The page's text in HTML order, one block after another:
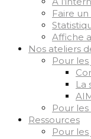
Faire
Affiche
Nos ateliers
Pour
La
Pour
Ressources
Pour